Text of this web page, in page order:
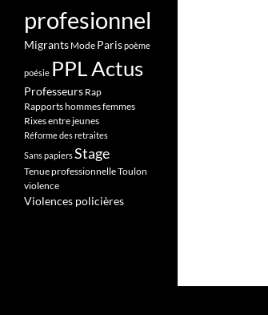
profesionnel
Migrants Mode Parispoème
poésie PPL Actus
Professeurs Rap
Rapports hommes femmes
Rixes entre jeunes
Réforme des retraites
Sans papiersStage
Tenue professionnelleToulon
violence
Violences policières